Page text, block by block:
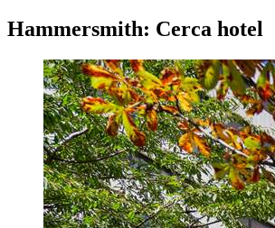
Hammersmith: Cerca hotel